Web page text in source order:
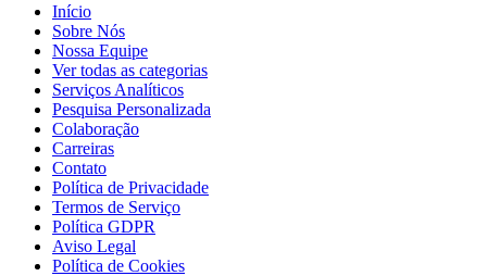
Início
Sobre Nós
Nossa Equipe
Ver todas as categorias
Serviços Analíticos
Pesquisa Personalizada
Colaboração
Carreiras
Contato
Política de Privacidade
Termos de Serviço
Política GDPR
Aviso Legal
Política de Cookies